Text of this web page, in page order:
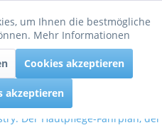
Der Hautpflege-Fahrplan,
Aktiv
Inaktiv
um Ihnen die bestmögliche
Mehr Informationen
Cookies akzeptieren
akzeptieren